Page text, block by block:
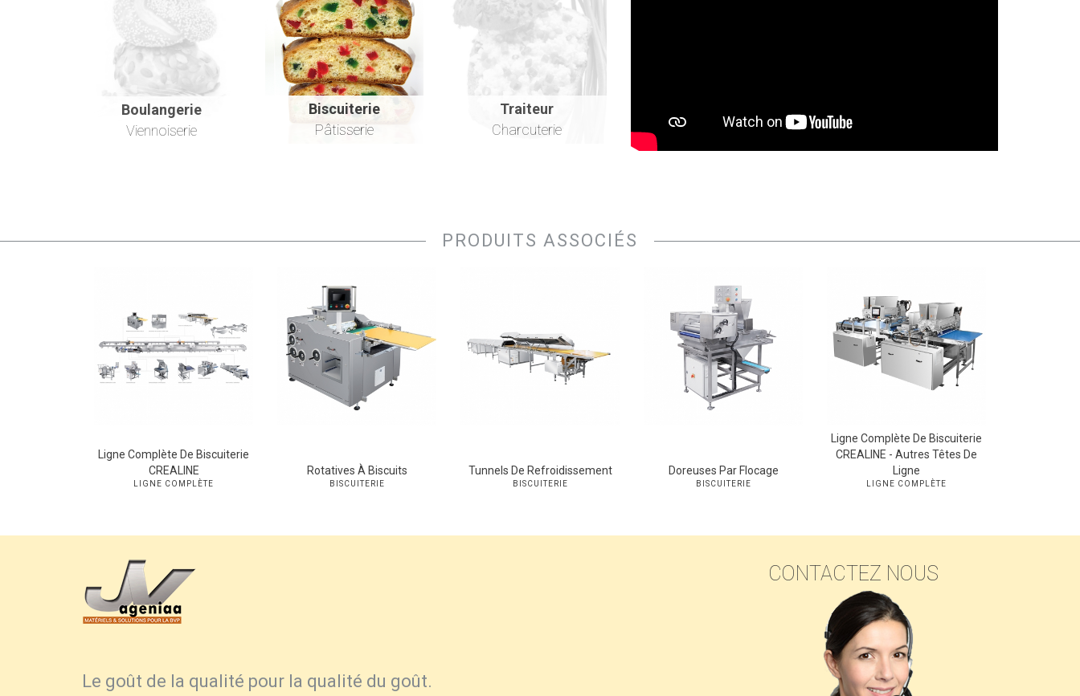
Boulangerie
Viennoiserie
Biscuiterie
Pâtisserie
Traiteur
Charcuterie
PRODUITS ASSOCIÉS
Ligne Complète De Biscuiterie
CREALINE
LIGNE COMPLÈTE
Rotatives À Biscuits
BISCUITERIE
Tunnels De Refroidissement
BISCUITERIE
Doreuses Par Flocage
BISCUITERIE
Ligne Complète De Biscuiterie
CREALINE - Autres Têtes De
Ligne
LIGNE COMPLÈTE
Le goût de la qualité pour la qualité du goût.
CONTACTEZ NOUS